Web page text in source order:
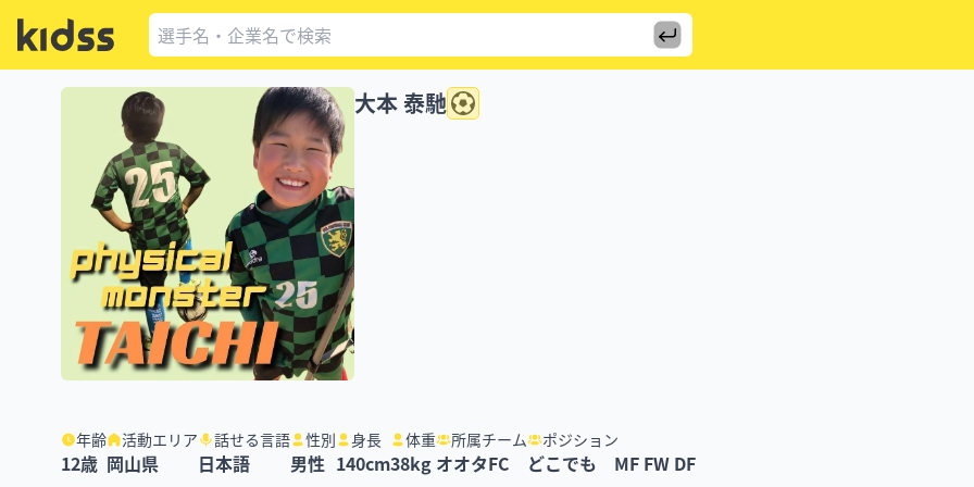
大本 泰馳
年齢
12歳
活動エリア
岡山県
話せる言語
日本語
性別
男性
身長
140cm
体重
38kg
所属チーム
オオタFC
ポジション
どこでも MF FW DF